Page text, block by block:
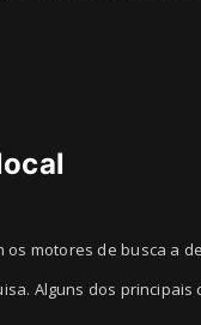
os motores de busca a
Alguns dos principais